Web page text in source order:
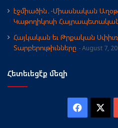
էջմիածին․-Միասնական
Կաթողիկոսի
Հայկական եւ Թրքական
Տարբերութիւնները
August 7,
Հետեւեցէ՛ք մեզի